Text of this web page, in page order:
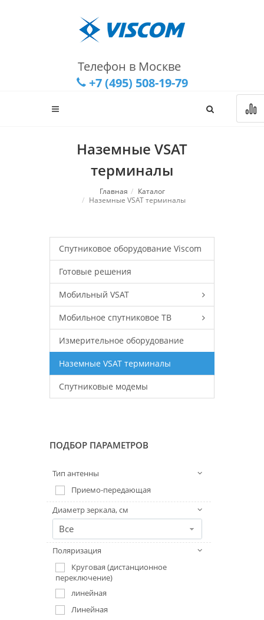
Телефон в Москве
+7 (495) 508-19-79
Наземные VSAT
терминалы
Главная
Каталог
Наземные VSAT терминалы
Спутниковое оборудование Viscom
Готовые решения
Мобильный VSAT
Мобильное спутниковое ТВ
Измерительное оборудование
Наземные VSAT терминалы
Спутниковые модемы
ПОДБОР ПАРАМЕТРОВ
Тип антенны
Приемо-передающая
Диаметр зеркала, см
Все
Поляризация
Круговая (дистанционное
переключение)
линейная
Линейная